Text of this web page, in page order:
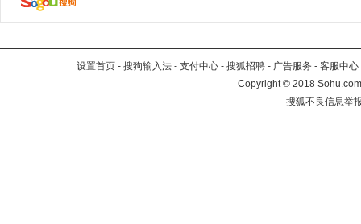
设置首页 - 搜狗输入法 - 支付中心 - 搜狐招聘 - 广告服务 - 客服中心
Copyright©2018
搜狐不良信息举